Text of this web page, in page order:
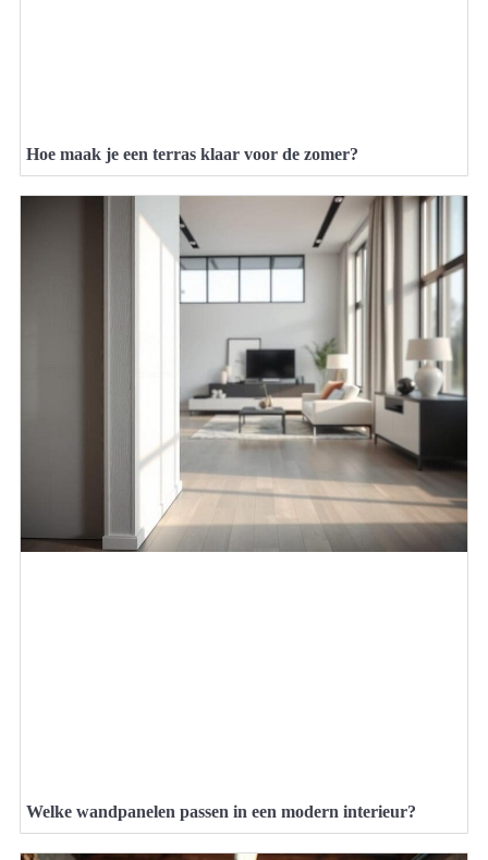
Hoe maak je een terras klaar voor de zomer?
Welke wandpanelen passen in een modern interieur?